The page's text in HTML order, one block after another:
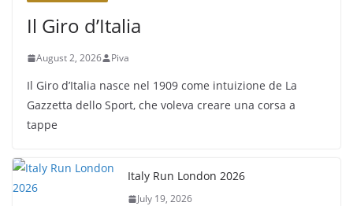
Il Giro d’Italia
August 2, 2026 Piva
Il Giro d’Italia nasce nel 1909 come intuizione de La
Gazzetta dello Sport, che voleva creare una corsa a
tappe
Italy Run London 2026
July 19, 2026